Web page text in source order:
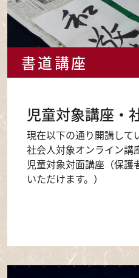
書道講座
児童対象講座・
現在以下の通り開講して
社会人対象オンライン講
児童対象対面講座（保護
いただけます。）